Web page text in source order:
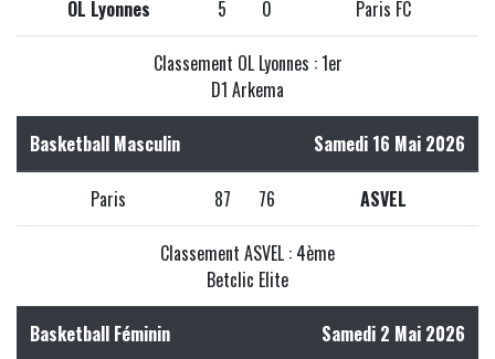
OL Lyonnes 5 0 Paris FC
Classement OL Lyonnes : 1er
D1 Arkema
Basketball Masculin Samedi 16 Mai 2026
Paris 87 76 ASVEL
Classement ASVEL : 4ème
Betclic Elite
Basketball Féminin Samedi 2 Mai 2026